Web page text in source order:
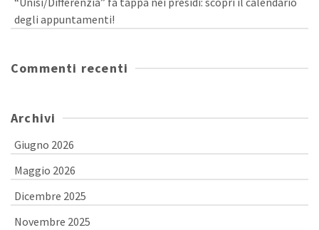
degli appuntamenti!
Commenti recenti
Archivi
Giugno 2026
Maggio 2026
Dicembre 2025
Novembre 2025